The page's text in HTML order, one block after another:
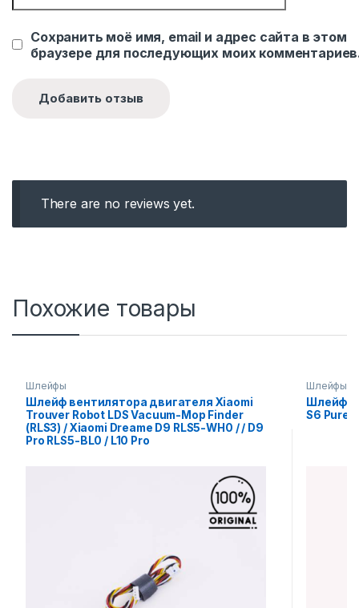
Сохранить моё имя, email и адрес сайта в этом
браузере для последующих моих
There are no reviews yet.
Похожие товары
Шлейфы
Шлейф вентилятора двигателя Xiaomi
Trouver Robot LDS Vacuum-Mop Finder
(RLS3) / Xiaomi Dreame D9 RLS5-WH0 / / D9
Pro RLS5-BL0 / L10 Pro
Шлейфы
Шлейф
S6 Pure /